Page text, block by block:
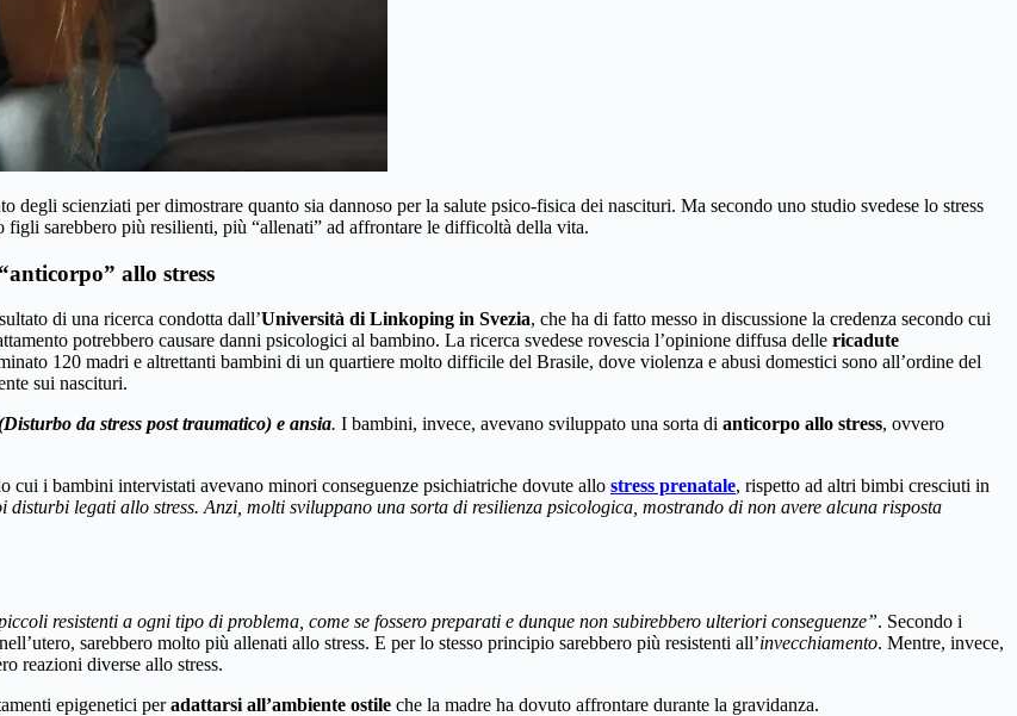
degli scienziati per dimostrare quanto sia dannoso per la salute psico-fisica dei nascituri. Ma secondo uno studio svedese lo stress
sarebbero più resilienti, più “allenati” ad affrontare le difficoltà della vita.
allo stress
di una ricerca condotta dall’Università di Linkoping in Svezia, che ha di fatto messo in discussione la credenza secondo cui
potrebbero causare danni psicologici al bambino. La ricerca svedese rovescia l’opinione diffusa delle ricadute
120 madri e altrettanti bambini di un quartiere molto difficile del Brasile, dove violenza e abusi domestici sono all’ordine del
sui nascituri.
da stress post traumatico) e ansia. I bambini, invece, avevano sviluppato una sorta di anticorpo allo stress, ovvero
cui i bambini intervistati avevano minori conseguenze psichiatriche dovute allo stress prenatale, rispetto ad altri bimbi cresciuti in
disturbi legati allo stress. Anzi, molti sviluppano una sorta di resilienza psicologica, mostrando di non avere alcuna risposta
resistenti a ogni tipo di problema, come se fossero preparati e dunque non subirebbero ulteriori conseguenze”. Secondo i
sarebbero molto più allenati allo stress. E per lo stesso principio sarebbero più resistenti all’invecchiamento. Mentre, invece,
reazioni diverse allo stress.
epigenetici peradattarsi all’ambiente ostile che la madre ha dovuto affrontare durante la gravidanza.